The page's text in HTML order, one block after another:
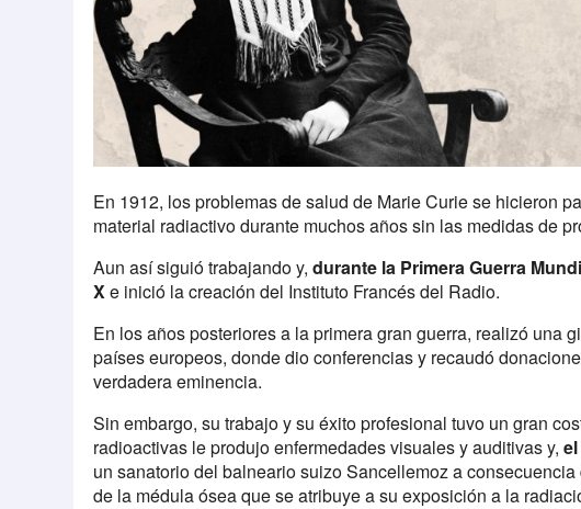
En 1912, los problemas de salud de Marie Curie se hicieron
material radiactivo durante muchos años sin las medidas de
Aun así siguió trabajando y,durante la Primera Guerra
Xe inició la creación del Instituto Francés del Radio.
En los años posteriores a la primera gran guerra, realizó una
países europeos, donde dio conferencias y recaudó
verdadera eminencia.
Sin embargo, su trabajo y su éxito profesional tuvo un gran
radioactivas le produjo enfermedades visuales y auditivas y,e
un sanatorio del balneario suizo Sancellemoz a
de la médula ósea que se atribuye a su exposición a la